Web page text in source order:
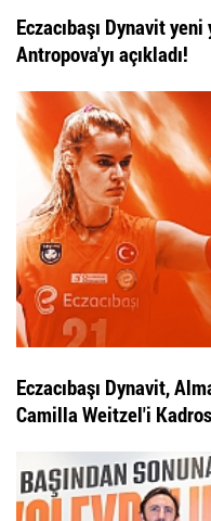
Eczacıbaşı Dynavit
Antropova'yı açıkladı!
Eczacıbaşı Dynavit,
Camilla Weitzel'i